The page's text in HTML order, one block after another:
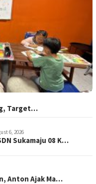
Target…
6, 2026
Sukamaju 08 K…
Anton Ajak Ma…